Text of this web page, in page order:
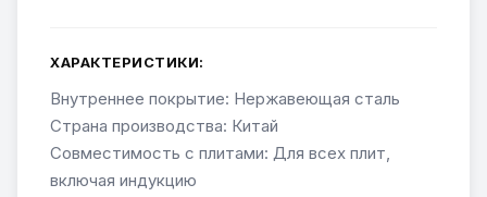
ХАРАКТЕРИСТИКИ:
Внутреннее покрытие: Нержавеющая сталь
Страна производства: Китай
Совместимость с плитами: Для всех плит,
включая индукцию